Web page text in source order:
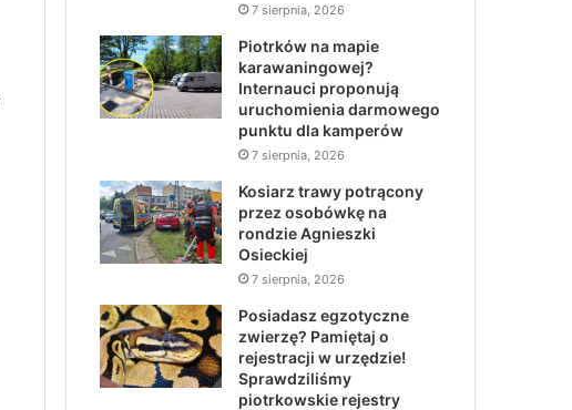
7 sierpnia, 2026
Piotrków na mapie
karawaningowej?
Internauci proponują
uruchomienia darmowego
punktu dla kamperów
7 sierpnia, 2026
Kosiarz trawy potrącony
przez osobówkę na
rondzie Agnieszki
Osieckiej
7 sierpnia, 2026
Posiadasz egzotyczne
zwierzę? Pamiętaj o
rejestracji w urzędzie!
Sprawdziliśmy
piotrkowskie rejestry